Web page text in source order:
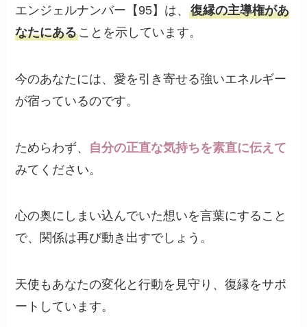
エンジェルナンバー【95】は、復縁の主導権があ
なたにあることを示しています。
今のあなたには、愛を引き寄せる強いエネルギー
が宿っているのです。
ためらわず、 自分の正直な気持ちを素直に伝えて
みてください。
心の奥にしまい込んでいた想いを言葉にすること
で、関係は再び動き出すでしょう。
天使もあなたの変化と行動を見守り、復縁をサポ
ートしています。